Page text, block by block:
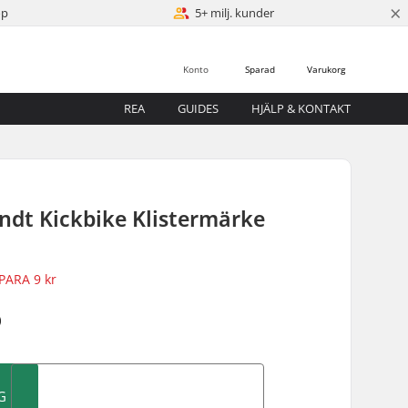
5+ milj. kunder ×
Varukorg
Sparad
Konto
REA GUIDES HJÄLP & KONTAKT
Kickbike Klistermärke
9 kr